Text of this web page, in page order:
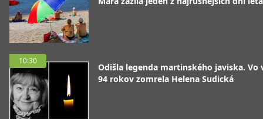
10:30
Odišla legenda martinského javiska. Vo
94 rokov zomrela Helena Sudická